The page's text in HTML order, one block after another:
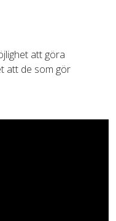
att göra
att de som gör